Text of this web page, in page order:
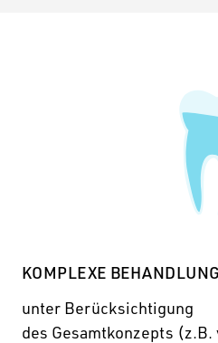
KOMPLEXE
unter Berücksichtigung
des Gesamtkonzepts